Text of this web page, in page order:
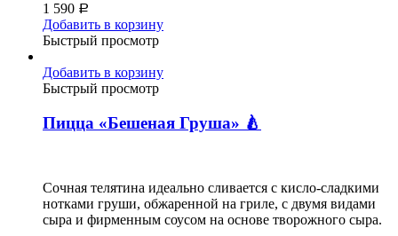
1 590 Р
Добавить в корзину
Быстрый просмотр
Добавить в корзину
Быстрый просмотр
Пицца «Бешеная Груша» 🍐
Сочная телятина идеально сливается с кисло-сладкими
нотками груши, обжаренной на гриле, с двумя видами
сыра и фирменным соусом на основе творожного сыра.